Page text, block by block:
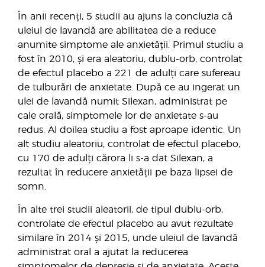
În anii recenți, 5 studii au ajuns la concluzia că
uleiul de lavandă are abilitatea de a reduce
anumite simptome ale anxietății. Primul studiu a
fost în 2010, și era aleatoriu, dublu-orb, controlat
de efectul placebo a 221 de adulți care sufereau
de tulburări de anxietate. După ce au ingerat un
ulei de lavandă numit Silexan, administrat pe
cale orală, simptomele lor de anxietate s-au
redus. Al doilea studiu a fost aproape identic. Un
alt studiu aleatoriu, controlat de efectul placebo,
cu 170 de adulți cărora li s-a dat Silexan, a
rezultat în reducere anxietății pe baza lipsei de
somn.
În alte trei studii aleatorii, de tipul dublu-orb,
controlate de efectul placebo au avut rezultate
similare în 2014 și 2015, unde uleiul de lavandă
administrat oral a ajutat la reducerea